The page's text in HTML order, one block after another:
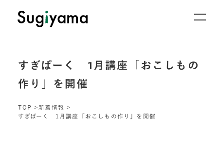
すぎぱーく 1月講座「おこしもの
作り」を開催
TOP
新着情報
すぎぱーく 1月講座「おこしもの作り」を開催